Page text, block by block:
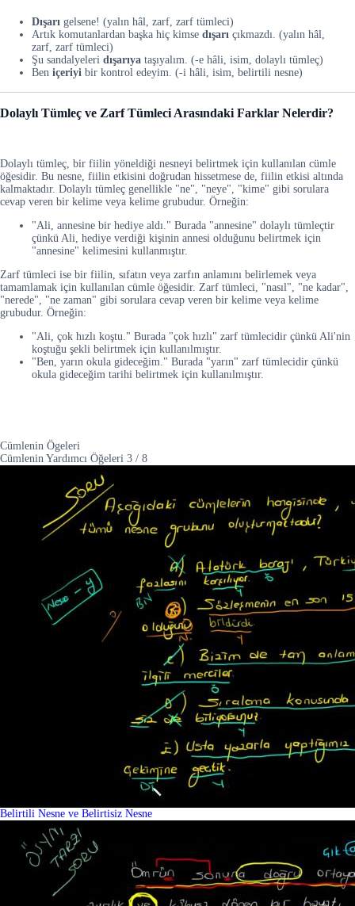
Dışarı gelsene! (yalın hâl, zarf, zarf tümleci)
Artık komutanlardan başka hiç kimse dışarı çıkmazdı. (yalın hâl,
zarf, zarf tümleci)
Şu sandalyeleri dışarıya taşıyalım. (-e hâli, isim, dolaylı tümleç)
Ben içeriyi bir kontrol edeyim. (-i hâli, isim, belirtili nesne)
Dolaylı Tümleç ve Zarf Tümleci Arasındaki Farklar Nelerdir?
Dolaylı tümleç, bir fiilin yöneldiği nesneyi belirtmek için kullanılan cümle
öğesidir. Bu nesne, fiilin etkisini doğrudan hissetmese de, fiilin etkisi altında
kalmaktadır. Dolaylı tümleç genellikle "ne", "neye", "kime" gibi sorulara
cevap veren bir kelime veya kelime grubudur. Örneğin:
"Ali, annesine bir hediye aldı." Burada "annesine" dolaylı tümleçtir
çünkü Ali, hediye verdiği kişinin annesi olduğunu belirtmek için
"annesine" kelimesini kullanmıştır.
Zarf tümleci ise bir fiilin, sıfatın veya zarfın anlamını belirlemek veya
tamamlamak için kullanılan cümle öğesidir. Zarf tümleci, "nasıl", "ne kadar",
"nerede", "ne zaman" gibi sorulara cevap veren bir kelime veya kelime
grubudur. Örneğin:
"Ali, çok hızlı koştu." Burada "çok hızlı" zarf tümlecidir çünkü Ali'nin
koştuğu şekli belirtmek için kullanılmıştır.
"Ben, yarın okula gideceğim." Burada "yarın" zarf tümlecidir çünkü
okula gideceğim tarihi belirtmek için kullanılmıştır.
Cümlenin Ögeleri
Cümlenin Yardımcı Öğeleri 3 / 8
Belirtili Nesne ve Belirtisiz Nesne